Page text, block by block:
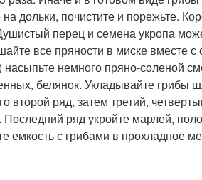
дольки, почистите и порежьте.
перец и семена укропа
все пряности в миске вместе
насыпьте немного пряно-соленой
белянок. Укладывайте грибы
второй ряд, затем третий,
ряд укройте марлей,
емкость с грибами в прохладное